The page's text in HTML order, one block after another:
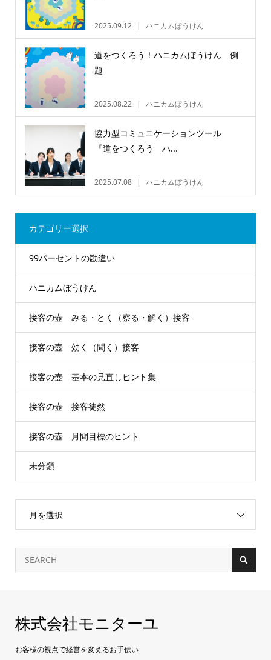
2025.09.12 ハニカムぼうけん
道をつくろう！ハニカムぼうけん 例
題
2025.08.22 ハニカムぼうけん
協力型コミュニケーションツール
『道をつくろう ハ...
2025.07.08 ハニカムぼうけん
カテゴリー選択
99パーセントの勘違い
ハニカムぼうけん
接客の壺 みる・とく（察る・解く）接客
接客の壺 効く（聞く）接客
接客の壺 基本の見直しヒント集
接客の壺 接客徒然
接客の壺 月間目標のヒント
未分類
月を選択
株式会社モニターユ
お客様の視点で経営を変えるお手伝い